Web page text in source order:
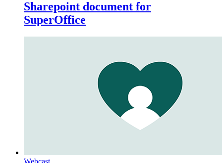
Sharepoint document for
SuperOffice
Webcast